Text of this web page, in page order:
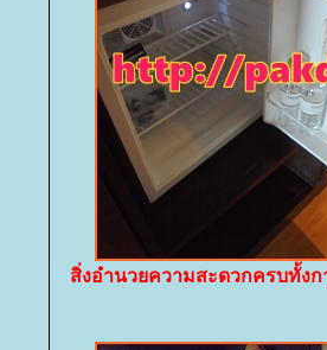
สิ่งอำนวยความสะดวกครบทั้